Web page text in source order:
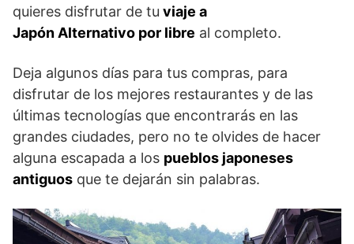
quieres disfrutar de tu viaje a
Japón Alternativo por libre al completo.
Deja algunos días para tus compras, para
disfrutar de los mejores restaurantes y de las
últimas tecnologías que encontrarás en las
grandes ciudades, pero no te olvides de hacer
alguna escapada a los pueblos japoneses
antiguos que te dejarán sin palabras.